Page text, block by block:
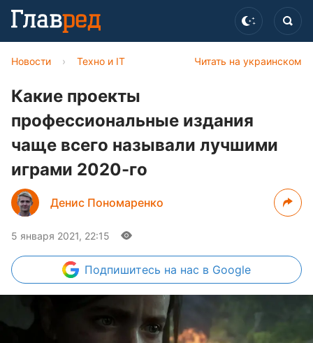
Читать на украинском
Новости › Техно и IT
Какие проекты
профессиональные издания
чаще всего называли лучшими
играми 2020-го
Денис Пономаренко
5 января 2021, 22:15
Подпишитесь на нас в Google